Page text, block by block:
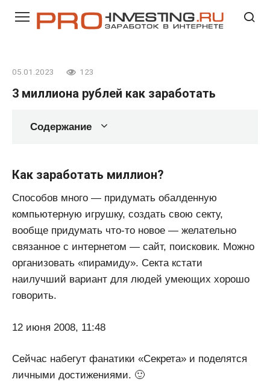
05.01.2023 123
3 миллиона рублей как заработать
Содержание
Как заработать миллион?
Способов много — придумать обалденную
компьютерную игрушку, создать свою секту,
вообще придумать что-то новое — желательно
связанное с интернетом — сайт, поисковик. Можно
организовать «пирамиду». Секта кстати
наилучший вариант для людей умеющих хорошо
говорить.
12 июня 2008, 11:48
Сейчас набегут фанатики «Секрета» и поделятся
личными достижениями. 🙂